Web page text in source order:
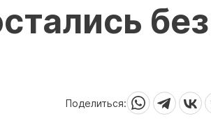
без
Поделиться: